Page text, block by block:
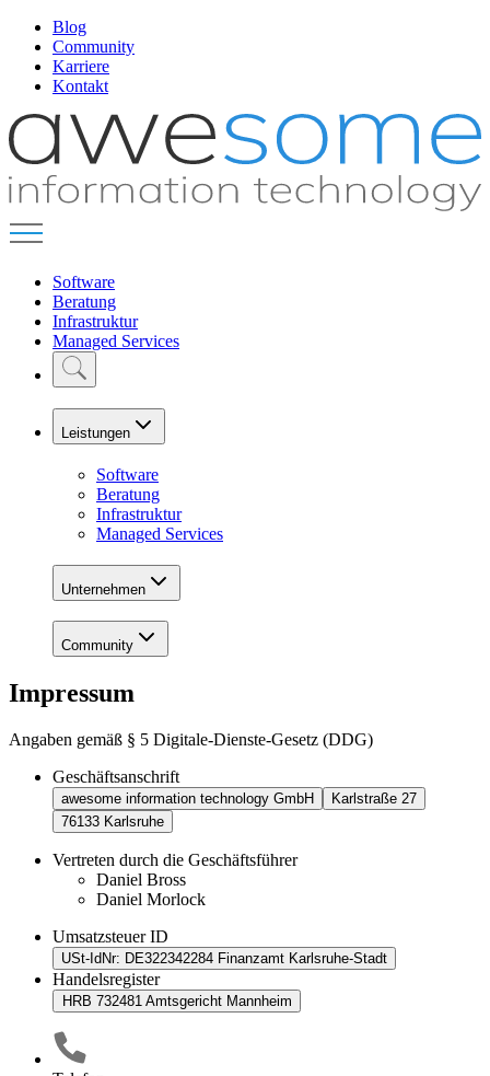
Blog
Community
Karriere
Kontakt
Software
Beratung
Infrastruktur
Managed Services
Leistungen
Software
Beratung
Infrastruktur
Managed Services
Unternehmen
Community
Impressum
Angaben gemäß § 5 Digitale-Dienste-Gesetz (DDG)
Geschäftsanschrift
awesome information technology GmbH
Karlstraße 27
76133 Karlsruhe
Vertreten durch die Geschäftsführer
Daniel Bross
Daniel Morlock
Umsatzsteuer ID
USt-IdNr: DE322342284 Finanzamt Karlsruhe-Stadt
Handelsregister
HRB 732481 Amtsgericht Mannheim